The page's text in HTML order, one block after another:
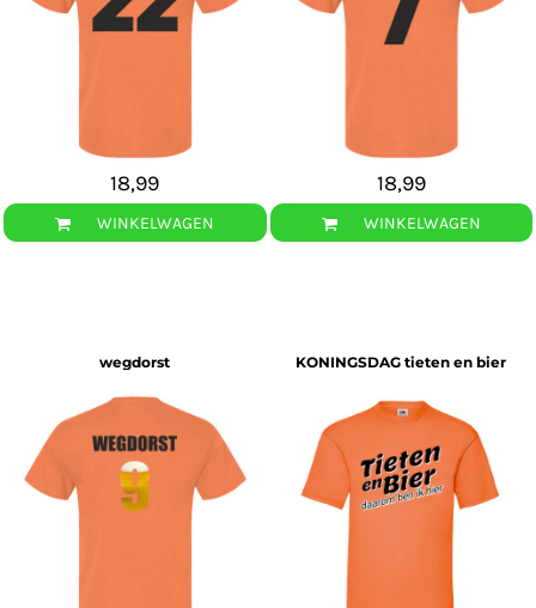
18,99
WINKELWAGEN
18,99
WINKELWAGEN
wegdorst KONINGSDAG tieten en bier